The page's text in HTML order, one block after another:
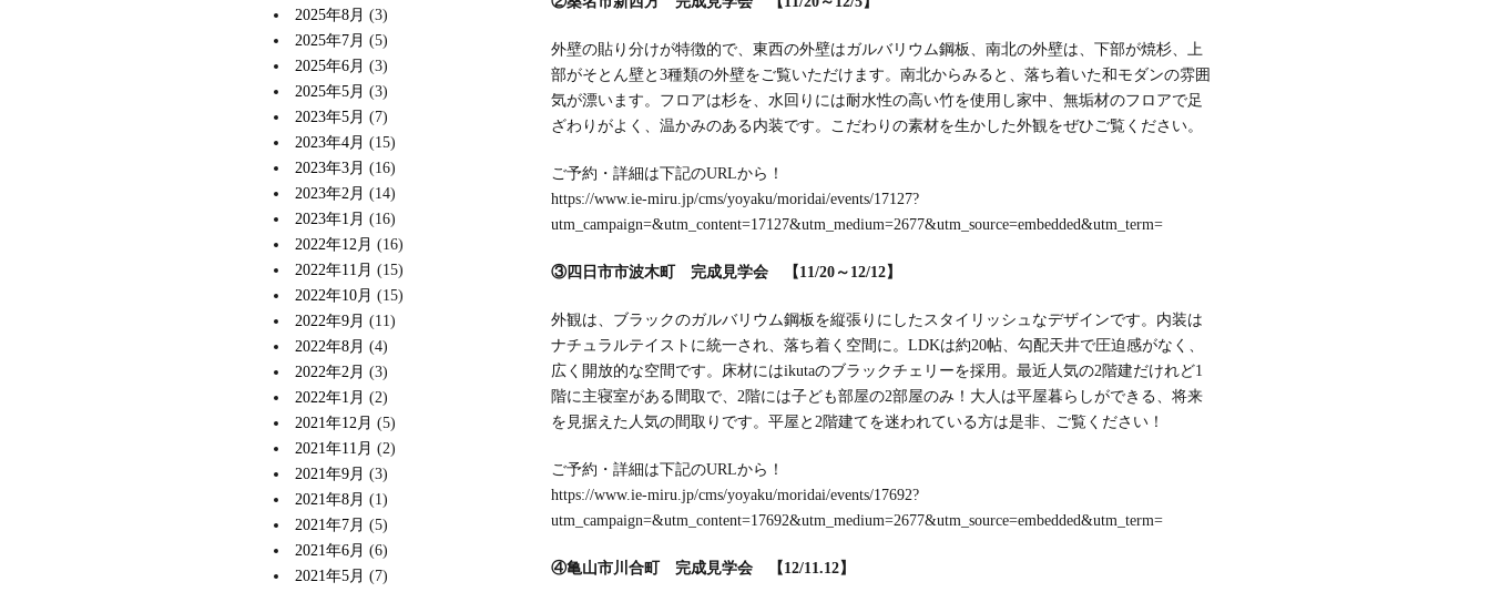
外壁の貼り分けが特徴的で、東西の外壁はガルバリウム鋼板、南北の外壁は、下部が焼杉、上
部がそとん壁と3種類の外壁をご覧いただけます。南北からみると、落ち着いた和モダンの雰囲
気が漂います。フロアは杉を、水回りには耐水性の高い竹を使用し家中、無垢材のフロアで足
ざわりがよく、温かみのある内装です。こだわりの素材を生かした外観をぜひご覧ください。
ご予約・詳細は下記のURLから！
https://www.ie-miru.jp/cms/yoyaku/moridai/events/17127?
utm_campaign=&utm_content=17127&utm_medium=2677&utm_source=embedded&utm_term=
③四日市市波木町 完成見学会 【11/20～12/12】
外観は、ブラックのガルバリウム鋼板を縦張りにしたスタイリッシュなデザインです。内装は
ナチュラルテイストに統一され、落ち着く空間に。LDKは約20帖、勾配天井で圧迫感がなく、
広く開放的な空間です。床材にはikutaのブラックチェリーを採用。最近人気の2階建だけれど1
階に主寝室がある間取で、2階には子ども部屋の2部屋のみ！大人は平屋暮らしができる、将来
を見据えた人気の間取りです。平屋と2階建てを迷われている方は是非、ご覧ください！
ご予約・詳細は下記のURLから！
https://www.ie-miru.jp/cms/yoyaku/moridai/events/17692?
utm_campaign=&utm_content=17692&utm_medium=2677&utm_source=embedded&utm_term=
④亀山市川合町 完成見学会 【12/11.12】
2025年8月 (3)
2025年7月 (5)
2025年6月 (3)
2025年5月 (3)
2023年5月 (7)
2023年4月 (15)
2023年3月 (16)
2023年2月 (14)
2023年1月 (16)
2022年12月 (16)
2022年11月 (15)
2022年10月 (15)
2022年9月 (11)
2022年8月 (4)
2022年2月 (3)
2022年1月 (2)
2021年12月 (5)
2021年11月 (2)
2021年9月 (3)
2021年8月 (1)
2021年7月 (5)
2021年6月 (6)
2021年5月 (7)